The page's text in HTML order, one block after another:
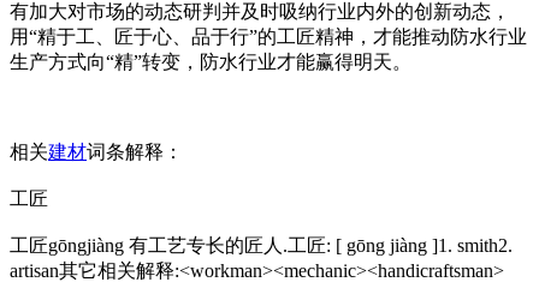
有加大对市场的动态研判并及时吸纳行业内外的创新动态，
用“精于工、匠于心、品于行”的工匠精神，才能推动防水行业
生产方式向“精”转变，防水行业才能赢得明天。
相关建材词条解释：
工匠
工匠gōngjiàng 有工艺专长的匠人.工匠: [ gōng jiàng ]1. smith2.
artisan其它相关解释:<workman><mechanic><handicraftsman>